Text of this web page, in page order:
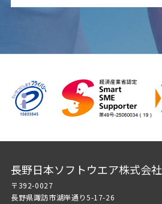
長野日本ソフトウエア株式会社
〒392-0027
長野県諏訪市湖岸通り5-17-26